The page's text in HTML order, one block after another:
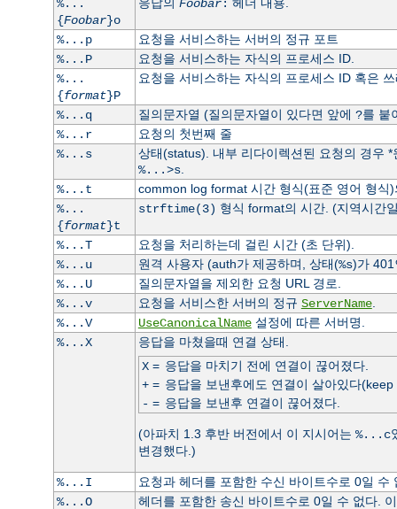
%...
{Foobar}o
Foobar:
%...p
요청을 서비스하는 서버의 정규 포트
%...P
요청을 서비스하는 자식의 프로세스 ID.
%...
{format}P
요청을 서비스하는 자식의 프로세스 ID 혹은
%...q 질의문자열 (질의문자열이 있다면 앞에 ?를 붙
%...r
요청의 첫번째 줄
%...s
상태(status). 내부 리다이렉션된 요청의 경우
%...>s.
%...t
common log format 시간 형식(표준 영어 형식)
%...
{format}t
strftime(3) 형식 format의 시간. (지역시간
%...T
요청을 처리하는데 걸린 시간 (초 단위).
%...u
원격 사용자 (auth가 제공하며, 상태(%s)가 401
%...U
질의문자열을 제외한 요청 URL 경로.
%...v
요청을 서비스한 서버의 정규 ServerName.
%...V
UseCanonicalName설정에 따른 서버명.
%...X
응답을 마쳤을때 연결 상태.
X= 응답을 마치기 전에 연결이 끊어졌다.
+= 응답을 보낸후에도 연결이 살아있다(keep
- = 응답을 보낸후 연결이 끊어졌다.
(아파치 1.3 후반 버전에서 이 지시어는 %...c
변경했다.)
%...I
요청과 헤더를 포함한 수신 바이트수로 0일
%...O
헤더를 포함한 송신 바이트수로 0일 수 없다.